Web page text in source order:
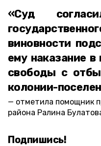
«Суд
виновности
ему наказание
свободы с
колонии-
отметила помощник
района Ралина
Подпишись!